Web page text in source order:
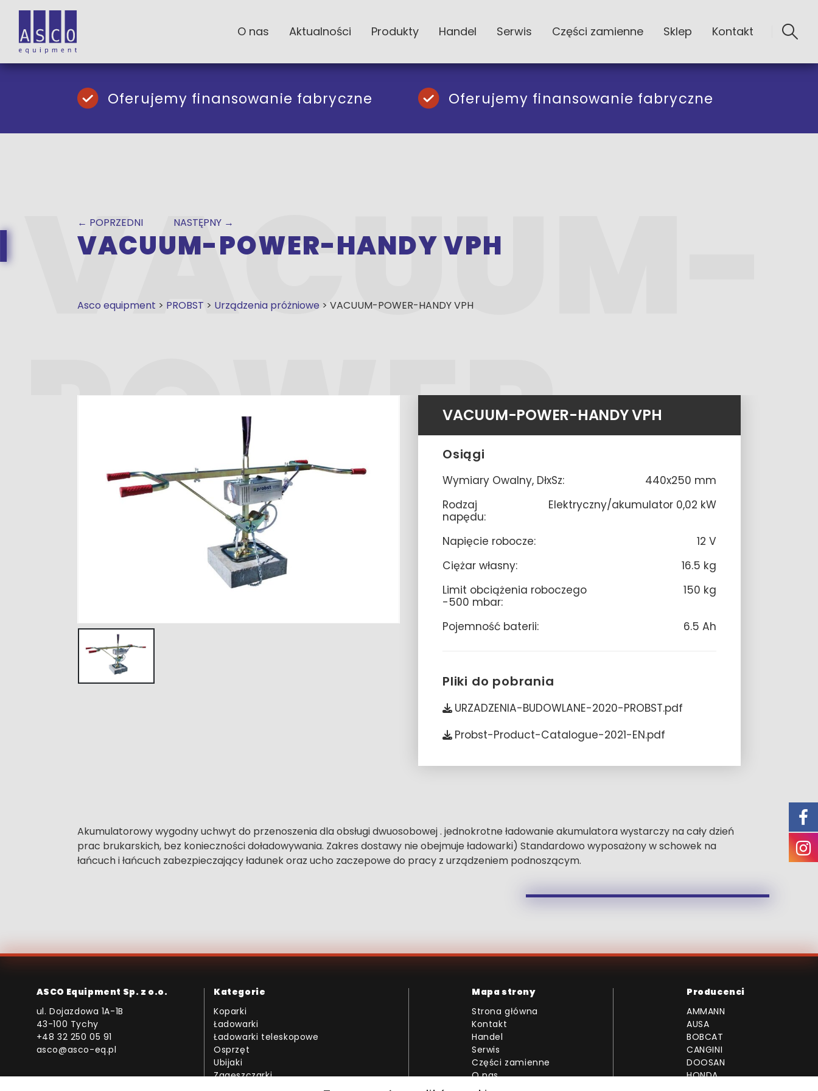
O nas Aktualności Produkty Handel Serwis Części zamienne Sklep Kontakt
Oferujemy finansowanie fabryczne Oferujemy finansowanie fabryczne
NASTĘPNY →
← POPRZEDNI
VACUUM-POWER-HANDY VPH
Asco equipment > PROBST > Urządzenia próżniowe > VACUUM-POWER-HANDY VPH
VACUUM-POWER-HANDY VPH
Osiągi
Wymiary Owalny, DłxSz:
440x250 mm
Rodzaj
napędu:
Elektryczny/akumulator 0,02 kW
Napięcie robocze:
12 V
Ciężar własny:
16.5 kg
Limit obciążenia roboczego
-500 mbar:
150 kg
Pojemność baterii: 6.5 Ah
Pliki do pobrania
URZADZENIA-BUDOWLANE-2020-PROBST.pdf
Probst-Product-Catalogue-2021-EN.pdf
Akumulatorowy wygodny uchwyt do przenoszenia dla obsługi dwuosobowej . jednokrotne ładowanie akumulatora wystarczy na cały dzień
prac brukarskich, bez konieczności doładowywania. Zakres dostawy nie obejmuje ładowarki) Standardowo wyposażony w schowek na
łańcuch i łańcuch zabezpieczający ładunek oraz ucho zaczepowe do pracy z urządzeniem podnoszącym.
ASCO Equipment Sp. z o.o.
ul. Dojazdowa 1A-1B
43-100 Tychy
+48 32 250 05 91
asco@asco-eq.pl
Kategorie
Koparki
Ładowarki
Ładowarki teleskopowe
Osprzęt
Ubijaki
Zagęszczarki
Mapa strony
Strona główna
Kontakt
Handel
Serwis
Części zamienne
O nas
Aktualności
Producenci
AMMANN
AUSA
BOBCAT
CANGINI
DOOSAN
HONDA